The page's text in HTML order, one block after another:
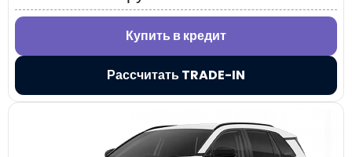
Купить в кредит
Рассчитать TRADE-IN